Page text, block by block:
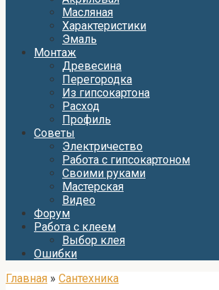
Масляная
Характеристики
Эмаль
Монтаж
Древесина
Перегородка
Из гипсокартона
Расход
Профиль
Советы
Электричество
Работа с гипсокартоном
Своими руками
Мастерская
Видео
Форум
Работа с клеем
Выбор клея
Ошибки
Главная » Сантехника